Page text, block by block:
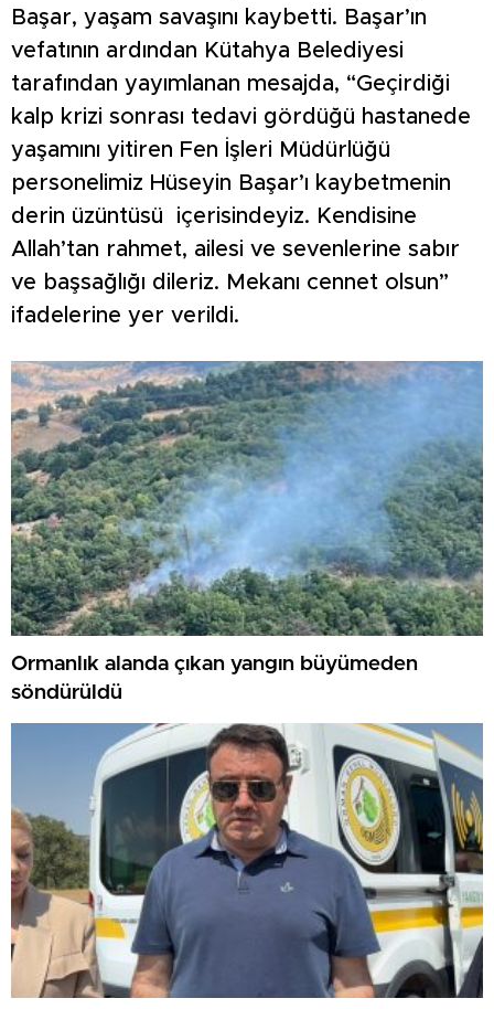
Başar, yaşam savaşını kaybetti. Başar’ın
vefatının ardından Kütahya Belediyesi
tarafından yayımlanan mesajda, “Geçirdiği
kalp krizi sonrası tedavi gördüğü hastanede
yaşamını yitiren Fen İşleri Müdürlüğü
personelimiz Hüseyin Başar’ı kaybetmenin
derin üzüntüsü içerisindeyiz. Kendisine
Allah’tan rahmet, ailesi ve sevenlerine sabır
ve başsağlığı dileriz. Mekanı cennet olsun”
ifadelerine yer verildi.
Ormanlık alanda çıkan yangın büyümeden
söndürüldü